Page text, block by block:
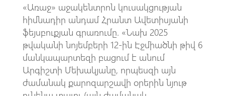
«Առաջ» աջակենտրոն կուսակցության
հիմնադիր անդամ Հրանտ Ավետիսյանի
ֆեյսբուքյան գրառումը. «Նախ 2025
թվականի նոյեմբերի 12-ին Էջմիածնի թիվ 6
մանկապարտեզի բացում է անում
Արգիշտի Մեխակյանը, որպեսզի այն
ժամանակ քարոզարշավի օրերին նյութ